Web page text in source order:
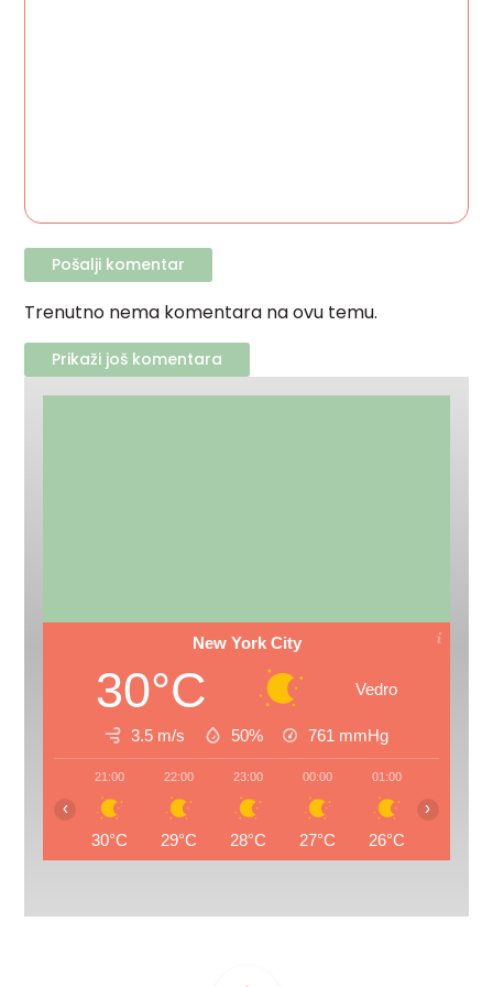
Trenutno nema komentara na ovu temu.
Prikaži još komentara
New York City
30°C Vedro
3.5 m/s 50% 761 mmHg
21:00
30°C
22:00
29°C
23:00
28°C
00:00
27°C
01:00
26°C
‹ ›